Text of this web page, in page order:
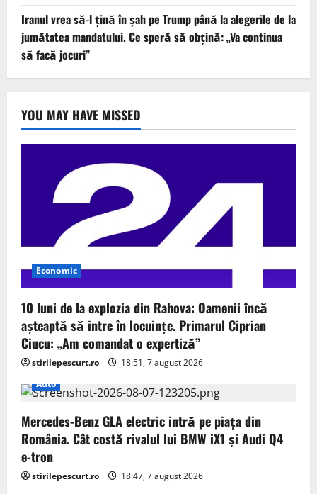
Iranul vrea să-l țină în șah pe Trump până la alegerile de la
jumătatea mandatului. Ce speră să obțină: „Va continua
să facă jocuri”
YOU MAY HAVE MISSED
Economic
10 luni de la explozia din Rahova: Oamenii încă
așteaptă să intre în locuințe. Primarul Ciprian
Ciucu: „Am comandat o expertiză”
stirilepescurt.ro
18:51, 7 august 2026
Auto
Mercedes-Benz GLA electric intră pe piața din
România. Cât costă rivalul lui BMW iX1 și Audi Q4
e-tron
stirilepescurt.ro 18:47, 7 august 2026